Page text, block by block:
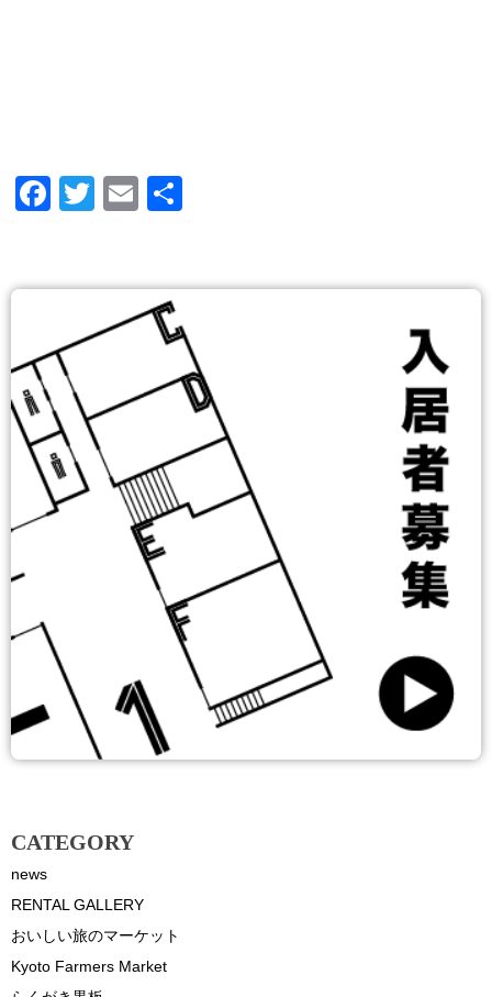
Facebook
TwitterEmail
CATEGORY
news
RENTAL GALLERY
おいしい旅のマーケット
Kyoto Farmers Market